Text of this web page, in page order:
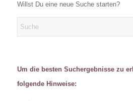
Willst Du eine neue Suche starten?
Um die besten Suchergebnisse zu
folgende Hinweise: